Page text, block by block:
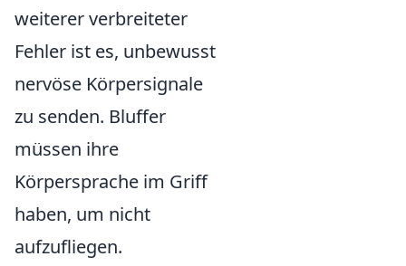
weiterer verbreiteter
Fehler ist es, unbewusst
nervöse Körpersignale
zu senden. Bluffer
müssen ihre
Körpersprache im Griff
haben, um nicht
aufzufliegen.